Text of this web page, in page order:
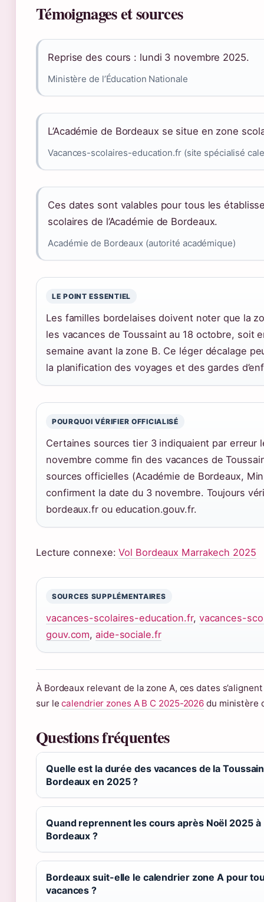
Témoignages et sources
Reprise des cours : lundi 3 novembre 2025.
Ministère de l’Éducation Nationale
L’Académie de Bordeaux se situe en zone
Vacances-scolaires-education.fr (site spécialisé
Ces dates sont valables pour tous les
scolaires de l’Académie de Bordeaux.
Académie de Bordeaux (autorité académique)
LE POINT ESSENTIEL
Les familles bordelaises doivent noter que la
les vacances de Toussaint au 18 octobre, soit
semaine avant la zone B. Ce léger décalage
la planification des voyages et des gardes
POURQUOI VÉRIFIER OFFICIALISÉ
Certaines sources tier 3 indiquaient par erreur
novembre comme fin des vacances de
sources officielles (Académie de Bordeaux,
confirment la date du 3 novembre. Toujours
bordeaux.fr ou education.gouv.fr.
Lecture connexe:Vol Bordeaux Marrakech 2025
SOURCES SUPPLÉMENTAIRES
vacances-scolaires-education.fr, vacances-
gouv.com,aide-sociale.fr
À Bordeaux relevant de la zone A, ces dates
sur lecalendrier zones A B C 2025-2026 du ministère
Questions fréquentes
Quelle est la durée des vacances de la
Bordeaux en 2025 ?
Quand reprennent les cours après Noël 2025 à
Bordeaux ?
Bordeaux suit-elle le calendrier zone A pour
vacances ?